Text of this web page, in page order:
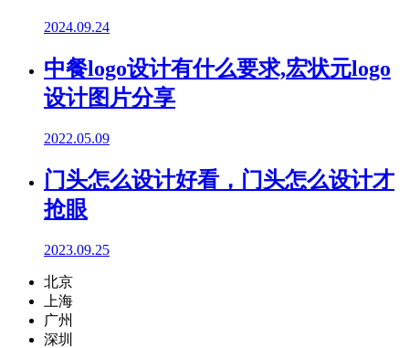
2024.09.24
中餐logo设计有什么要求,宏状元logo
设计图片分享
2022.05.09
门头怎么设计好看，门头怎么设计才
抢眼
2023.09.25
北京
上海
广州
深圳